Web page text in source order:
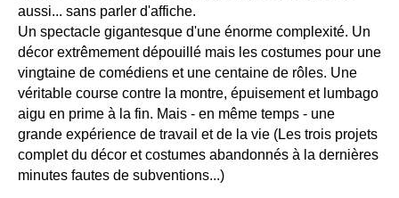
aussi... sans parler d'affiche.
Un spectacle gigantesque d'une énorme complexité. Un
décor extrêmement dépouillé mais les costumes pour une
vingtaine de comédiens et une centaine de rôles. Une
véritable course contre la montre, épuisement et lumbago
aigu en prime à la fin. Mais - en même temps - une
grande expérience de travail et de la vie (Les trois projets
complet du décor et costumes abandonnés à la dernières
minutes fautes de subventions...)